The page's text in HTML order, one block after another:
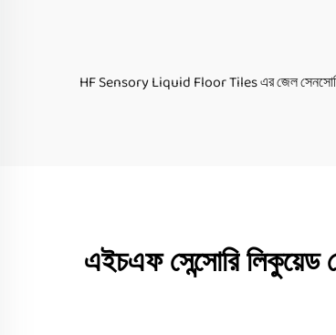
HF Sensory Liquid Floor Tiles এর জেল সেনসোরি
এইচএফ সেন্সোরি